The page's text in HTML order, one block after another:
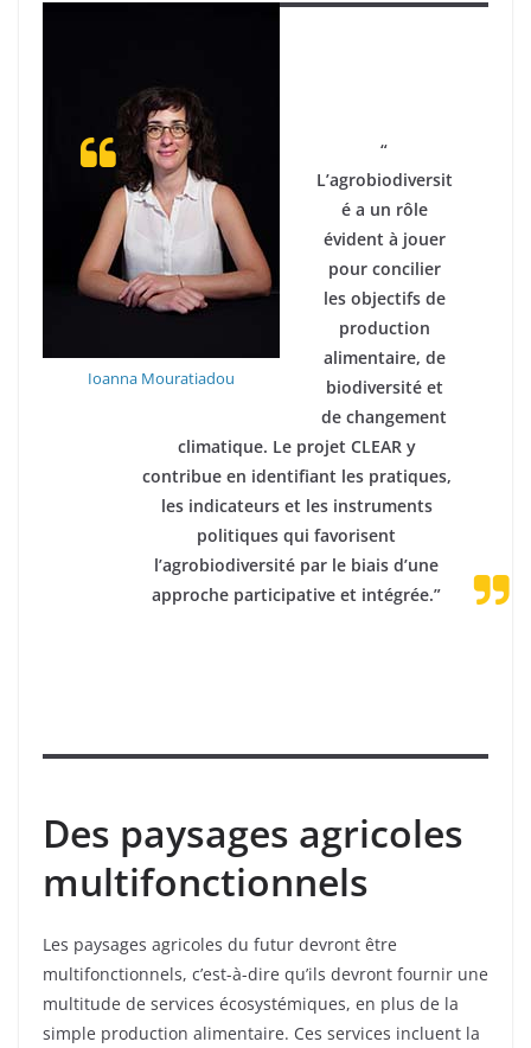
Ioanna Mouratiadou
“
L’agrobiodiversit
é a un rôle
évident à jouer
pour concilier
les objectifs de
production
alimentaire, de
biodiversité et
de changement
climatique. Le projet CLEAR y
contribue en identifiant les pratiques,
les indicateurs et les instruments
politiques qui favorisent
l’agrobiodiversité par le biais d’une
approche participative et intégrée.”
Des paysages agricoles
multifonctionnels
Les paysages agricoles du futur devront être
multifonctionnels, c’est-à-dire qu’ils devront fournir une
multitude de services écosystémiques, en plus de la
simple production alimentaire. Ces services incluent la